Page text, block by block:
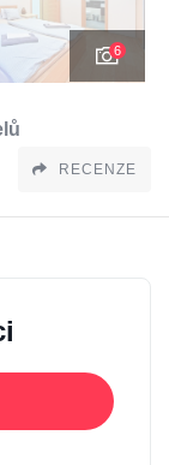
6
RECENZE